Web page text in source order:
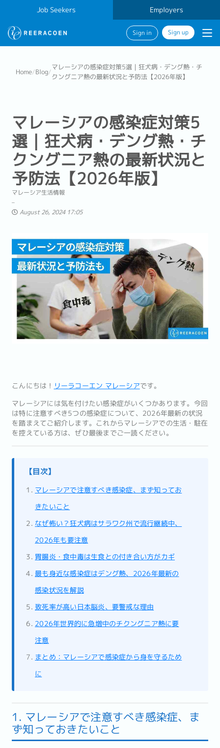
Job Seekers Employers
Sign in Sign up
Home/Blog/
マレーシアの感染症対策5選｜狂犬病・デング熱・チ
クングニア熱の最新状況と予防法【2026年版】
マレーシアの感染症対策5
選｜狂犬病・デング熱・チ
クングニア熱の最新状況と
予防法【2026年版】
マレーシア生活情報
August 26, 2024 17:05
こんにちは！ リーラコーエン マレーシアです。
マレーシアには気を付けたい感染症がいくつかあります。今回
は特に注意すべき5つの感染症について、2026年最新の状況
を踏まえてご紹介します。これからマレーシアでの生活・駐在
を控えている方は、ぜひ最後までご一読ください。
【目次】
マレーシアで注意すべき感染症、まず知ってお
きたいこと
なぜ怖い？狂犬病はサラワク州で流行継続中、
2026年も要注意
胃腸炎・食中毒は生食との付き合い方がカギ
最も身近な感染症はデング熱、2026年最新の
感染状況を解説
致死率が高い日本脳炎、要警戒な理由
2026年世界的に急増中のチクングニア熱に要
注意
まとめ：マレーシアで感染症から身を守るため
に
1. マレーシアで注意すべき感染症、ま
ず知っておきたいこと